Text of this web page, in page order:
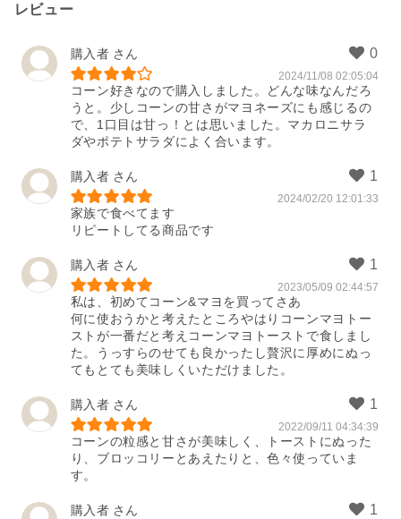
レビュー
購入者
2024/11/08 02:05:04
コーン好きなので購入しました。どんな味なんだろ
うと。少しコーンの甘さがマヨネーズにも感じるの
で、1口目は甘っ！とは思いました。マカロニサラ
ダやポテトサラダによく合います。
購入者
2024/02/20 12:01:33
家族で食べてます
リピートしてる商品です
購入者
2023/05/09 02:44:57
私は、初めてコーン&マヨを買ってさあ
何に使おうかと考えたところやはりコーンマヨトー
ストが一番だと考えコーンマヨトーストで食しまし
た。うっすらのせても良かったし贅沢に厚めにぬっ
てもとても美味しくいただけました。
購入者
2022/09/11 04:34:39
コーンの粒感と甘さが美味しく、トーストにぬった
り、ブロッコリーとあえたりと、色々使っていま
す。
購入者